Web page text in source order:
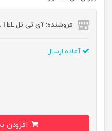
فروشنده: آی تی تل I.T.TEL
آماده ارسال